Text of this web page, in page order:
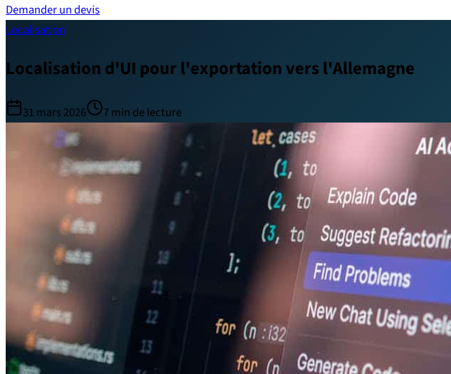
Demander un devis
Localisation
Localisation d'UI pour l'exportation vers l'Allemagne
31 mars 2026 7 min de lecture